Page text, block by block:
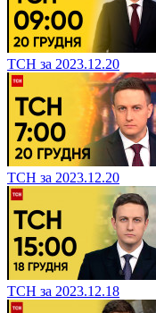
ТСН за 2023.12.20
ТСН за 2023.12.20
ТСН за 2023.12.18